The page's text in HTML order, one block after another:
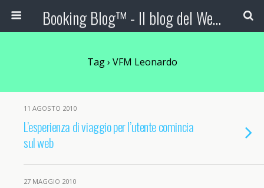
Booking Blog™ - Il blog del Web Marketing Turistico
Tag › VFM Leonardo
11 AGOSTO 2010
L’esperienza di viaggio per l’utente comincia
sul web
27 MAGGIO 2010